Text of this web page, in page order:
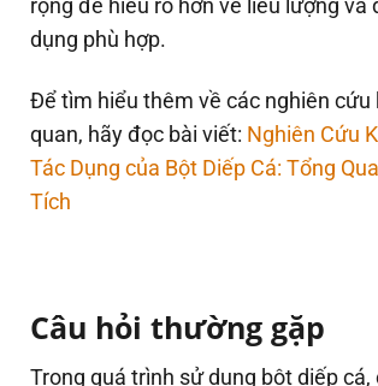
rộng để hiểu rõ hơn về liều lượng và
dụng phù hợp.
Để tìm hiểu thêm về các nghiên cứu
quan, hãy đọc bài viết: Nghiên Cứu
Tác Dụng của Bột Diếp Cá: Tổng
Tích
Câu hỏi thường gặp
Trong quá trình sử dụng bột diếp cá,